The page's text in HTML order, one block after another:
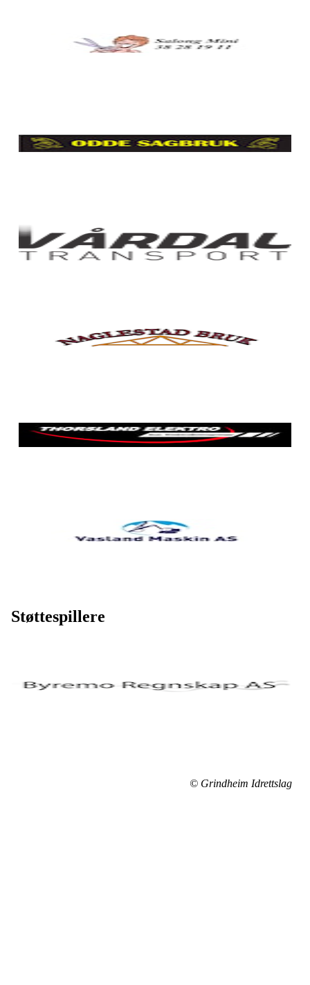
Støttespillere
© Grindheim Idrettslag